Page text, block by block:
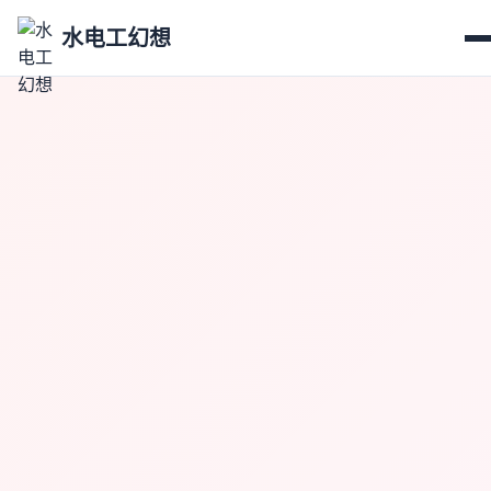
水电工幻想